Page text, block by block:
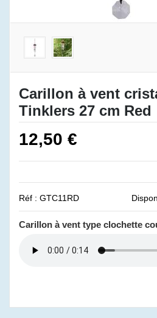
Carillon à vent
Tinklers 27 cm Red
12,50 €
Réf : GTC11RD
Carillon à vent type clochette